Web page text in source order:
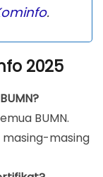
.
2025
BUMN.
masing